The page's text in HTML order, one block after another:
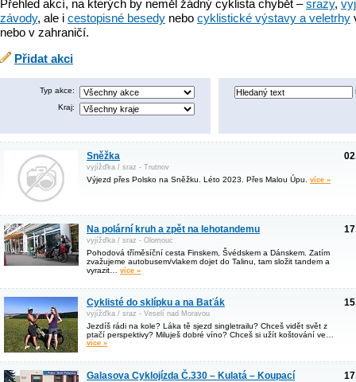
Přehled akcí, na kterých by neměl žádný cyklista chybět –srazy,
závody, ale i cestopisné besedy nebo cyklistické výstavy a veletrhy
nebo v zahraničí.
Přidat akci
Typ akce:
Kraj:
Sněžka
vyjížďka / sraz - Trutnov
Výjezd přes Polsko na Sněžku. Léto 2023. Přes Malou Úpu. více »
Na polární kruh a zpět na lehotandemu
vyjížďka / sraz - Olomouc
Pohodová tříměsíční cesta Finskem, Švédskem a Dánskem. Zatím
zvažujeme autobusem/vlakem dojet do Talinu, tam složit tandem a
vyrazit… více »
Cyklisté do sklípku a na Baťák
vyjížďka / sraz - Veselí nad Moravou
Jezdíš rádi na kole? Láka tě sjezd singletrailu? Chceš vidět svět z
ptačí perspektivy? Miluješ dobré víno? Chceš si užít koštování ve…
více »
Galasova Cyklojízda Č.330 – Kulatá – Koupací